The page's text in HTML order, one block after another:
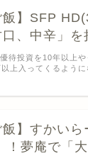
飯】SFP
、中辛」を
待投資を10年以上
上入ってくるよう
飯】すかい
！夢庵で「